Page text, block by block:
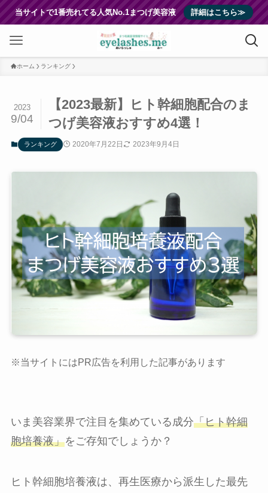
当サイトで1番売れてる人気No.1まつげ美容液 詳細はこちら≫
ホーム ランキング
【2023最新】ヒト幹細胞配合のま
つげ美容液おすすめ4選！
2023
9/04
ランキング 2020年7月22日 2023年9月4日
※当サイトにはPR広告を利用した記事があります
いま美容業界で注目を集めている成分「ヒト幹細
胞培養液」をご存知でしょうか？
ヒト幹細胞培養液は、再生医療から派生した最先